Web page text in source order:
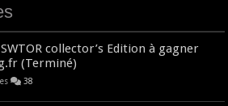
collector’s Edition à gagner
(Terminé)
38